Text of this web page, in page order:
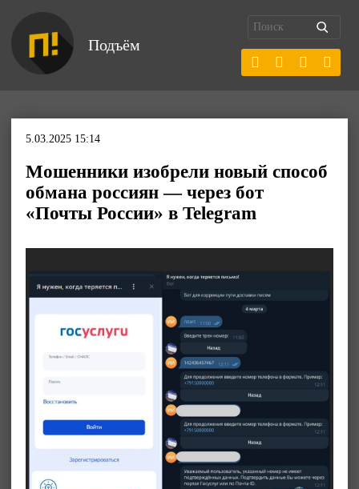
Подъём
5.03.2025 15:14
Мошенники изобрели новый способ
обмана россиян — через бот
«Почты России» в Telegram